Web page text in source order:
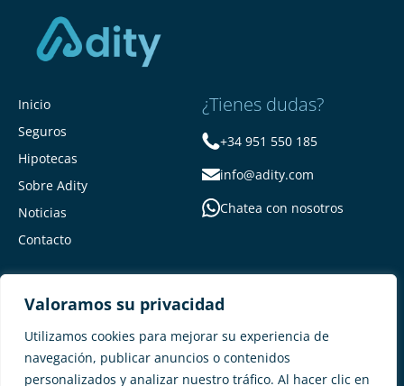
Valoramos su privacidad
Utilizamos cookies para mejorar su experiencia de
navegación, publicar anuncios o contenidos
personalizados y analizar nuestro tráfico. Al hacer clic en
Inicio
Seguros
Hipotecas
Sobre Adity
Noticias
Contacto
¿Tienes dudas?
+34 951 550 185
info@adity.com
Chatea con nosotros